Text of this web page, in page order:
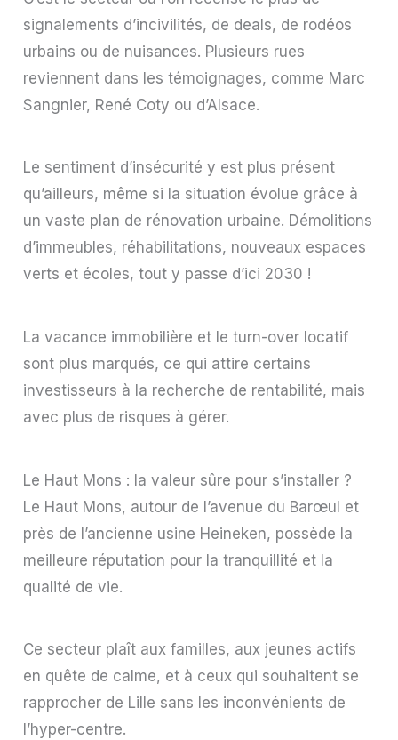
signalements d’incivilités, de deals, de rodéos
urbains ou de nuisances. Plusieurs rues
reviennent dans les témoignages, comme Marc
Sangnier, René Coty ou d’Alsace.
Le sentiment d’insécurité y est plus présent
qu’ailleurs, même si la situation évolue grâce à
un vaste plan de rénovation urbaine. Démolitions
d’immeubles, réhabilitations, nouveaux espaces
verts et écoles, tout y passe d’ici 2030 !
La vacance immobilière et le turn-over locatif
sont plus marqués, ce qui attire certains
investisseurs à la recherche de rentabilité, mais
avec plus de risques à gérer.
Le Haut Mons : la valeur sûre pour s’installer ?
Le Haut Mons, autour de l’avenue du Barœul et
près de l’ancienne usine Heineken, possède la
meilleure réputation pour la tranquillité et la
qualité de vie.
Ce secteur plaît aux familles, aux jeunes actifs
en quête de calme, et à ceux qui souhaitent se
rapprocher de Lille sans les inconvénients de
l’hyper-centre.